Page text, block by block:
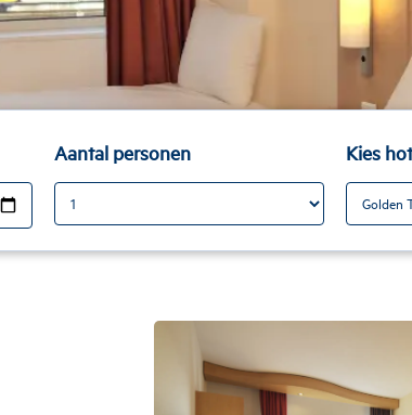
Aantal personen Kies